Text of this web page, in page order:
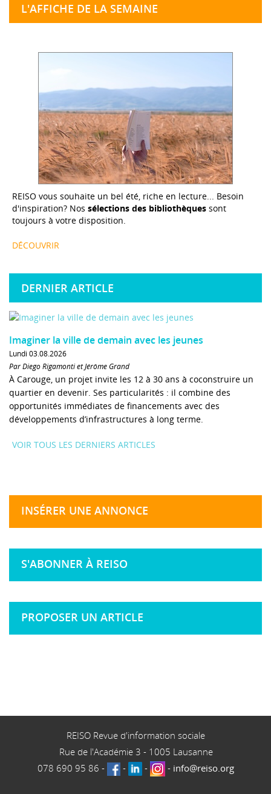
L'AFFICHE DE LA SEMAINE
REISO vous souhaite un bel été, riche en lecture... Besoin
d'inspiration? Nos sélections des bibliothèques sont
toujours à votre disposition.
DÉCOUVRIR
DERNIER ARTICLE
Imaginer la ville de demain avec les jeunes
Lundi 03.08.2026
Par Diego Rigamonti et Jérôme Grand
À Carouge, un projet invite les 12 à 30 ans à coconstruire un
quartier en devenir. Ses particularités : il combine des
opportunités immédiates de financements avec des
développements d’infrastructures à long terme.
VOIR TOUS LES DERNIERS ARTICLES
INSÉRER UNE ANNONCE
S'ABONNER À REISO
PROPOSER UN ARTICLE
REISO Revue d'information sociale
Rue de l'Académie 3 - 1005 Lausanne
078 690 95 86 - - - - info@reiso.org